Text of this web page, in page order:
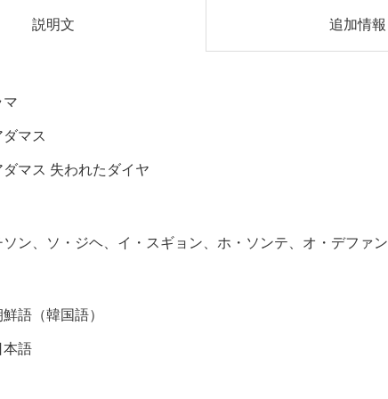
説明文 追加情報
マ
ダマス
マス 失われたダイヤ
ソン、ソ・ジヘ、イ・スギョン、ホ・ソンテ、オ・デファン
語（韓国語）
本語